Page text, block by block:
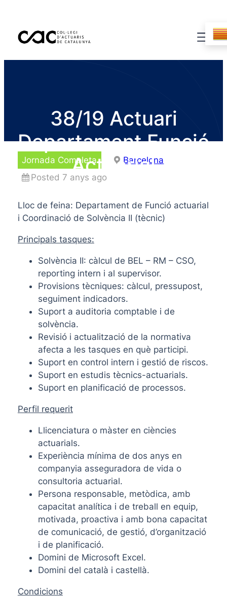
38/19 Actuari
Departament Funció
Actuarial
Jornada Completa
Barcelona
Posted 7 anys ago
Lloc de feina: Departament de Funció actuarial
i Coordinació de Solvència II (tècnic)
Principals tasques:
Solvència II: càlcul de BEL – RM – CSO,
reporting intern i al supervisor.
Provisions tècniques: càlcul, pressupost,
seguiment indicadors.
Suport a auditoria comptable i de
solvència.
Revisió i actualització de la normativa
afecta a les tasques en què participi.
Suport en control intern i gestió de riscos.
Suport en estudis tècnics-actuarials.
Suport en planificació de processos.
Perfil requerit
Llicenciatura o màster en ciències
actuarials.
Experiència mínima de dos anys en
companyia asseguradora de vida o
consultoria actuarial.
Persona responsable, metòdica, amb
capacitat analítica i de treball en equip,
motivada, proactiva i amb bona capacitat
de comunicació, de gestió, d’organització
i de planificació.
Domini de Microsoft Excel.
Domini del català i castellà.
Condicions